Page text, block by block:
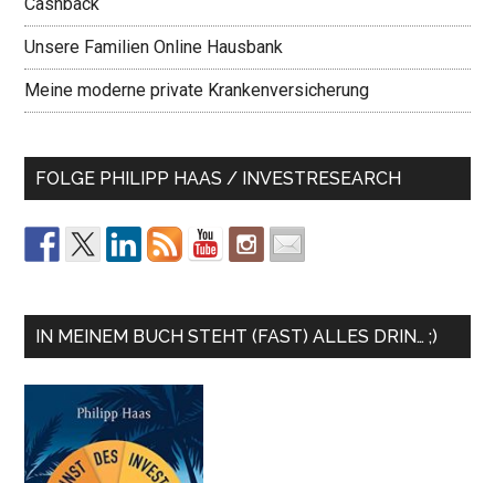
Unsere Familien Online Hausbank
Meine moderne private Krankenversicherung
FOLGE PHILIPP HAAS / INVESTRESEARCH
IN MEINEM BUCH STEHT (FAST) ALLES DRIN… ;)